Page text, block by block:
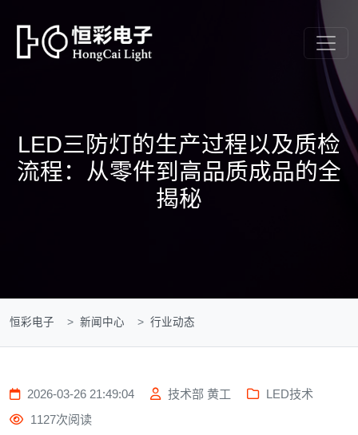
LED三防灯的生产过程以及质检
流程：从零件到高品质成品的全
揭秘
恒彩电子 新闻中心 行业动态
2026-03-26 21:49:04 技术部 黄工
LED技术
1127次阅读